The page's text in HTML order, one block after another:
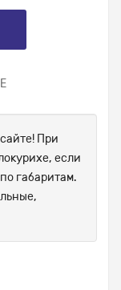
При
если
габаритам.